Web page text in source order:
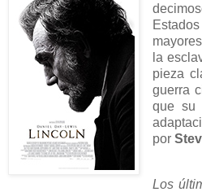
la
pieza
guerra
que su
por
Los